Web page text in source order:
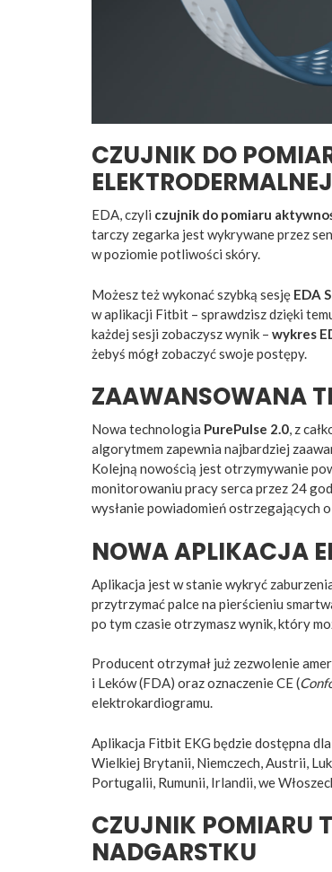
CZUJNIK DO
ELEKTRODERMALNEJ
EDA, czyli czujnik do pomiaru
tarczy zegarka jest wykrywane przez
w poziomie potliwości skóry.
Możesz też wykonać szybką sesję EDA
w aplikacji Fitbit – sprawdzisz dzięki
każdej sesji zobaczysz wynik – wykres
żebyś mógł zobaczyć swoje postępy.
ZAAWANSOWANA
Nowa technologia PurePulse 2.0, z
algorytmem zapewnia najbardziej
Kolejną nowością jest otrzymywanie
monitorowaniu pracy serca przez 24
wysłanie powiadomień ostrzegających
NOWA APLIKACJA
Aplikacja jest w stanie wykryć
przytrzymać palce na pierścieniu
po tym czasie otrzymasz wynik, który
Producent otrzymał już zezwolenie
i Leków (FDA) oraz oznaczenie CE (
elektrokardiogramu.
Aplikacja Fitbit EKG będzie dostępna
Wielkiej Brytanii, Niemczech, Austrii,
Portugalii, Rumunii, Irlandii, we
CZUJNIK POMIARU
NADGARSTKU